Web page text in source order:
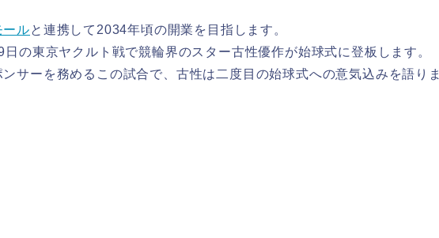
ールと連携して2034年頃の開業を目指します。
日の東京ヤクルト戦で競輪界のスター古性優作が始球式に登板します。
サーを務めるこの試合で、古性は二度目の始球式への意気込みを語りま